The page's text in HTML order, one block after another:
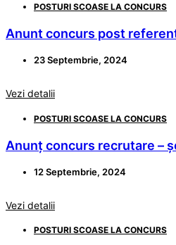
POSTURI SCOASE LA CONCURS
Anunt concurs post
23 Septembrie, 2024
Vezi detalii
POSTURI SCOASE LA CONCURS
Anunț concurs recrutare –
12 Septembrie, 2024
Vezi detalii
POSTURI SCOASE LA CONCURS